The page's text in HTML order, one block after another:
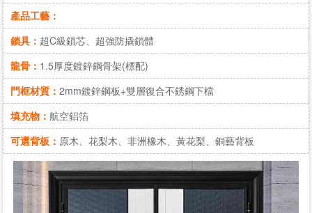
產品工藝：
鎖具： 超C級鎖芯、超強防撬鎖體
龍骨： 1.5厚度鍍鋅鋼骨架(標配)
門框材質：2mm鍍鋅鋼板+雙層復合不銹鋼下檔
填充物：航空鋁箔
可選背板： 原木、花梨木、非洲橡木、黃花梨、銅藝背板